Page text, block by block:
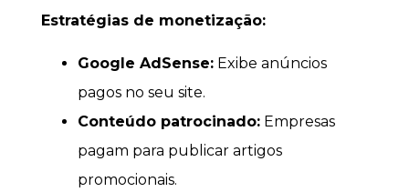
Estratégias de monetização:
Google AdSense: Exibe anúncios
pagos no seu site.
Conteúdo patrocinado: Empresas
pagam para publicar artigos
promocionais.